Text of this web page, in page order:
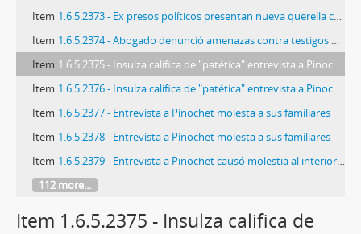
Item 1.6.5.2373 - Ex presos políticos presentan nueva querella contra Pinochet
Item 1.6.5.2374 - Abogado denunció amenazas contra testigos de lanzamiento de cuerpos al mar
Item 1.6.5.2375 - Insulza califica de "patética" entrevista a Pinochet
Item 1.6.5.2376 - Insulza califica de "patética" entrevista a Pinochet
Item 1.6.5.2377 - Entrevista a Pinochet molesta a sus familiares
Item 1.6.5.2378 - Entrevista a Pinochet molesta a sus familiares
Item 1.6.5.2379 - Entrevista a Pinochet causó molestia al interior de la familia
112 more...
Item 1.6.5.2375 - Insulza califica de